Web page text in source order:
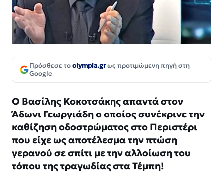
Πρόσθεσε τοolympia.grως προτιμώμενη πηγή στη
Google
Ο Βασίλης Κοκοτσάκης απαντά στον
Άδωνι Γεωργιάδη ο οποίος συνέκρινε την
καθίζηση οδοστρώματος στο Περιστέρι
που είχε ως αποτέλεσμα την πτώση
γερανού σε σπίτι με την αλλοίωση του
τόπου της τραγωδίας στα Τέμπη!